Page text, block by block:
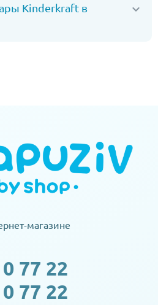
Kinderkraft в
магазине
77 22
77 22